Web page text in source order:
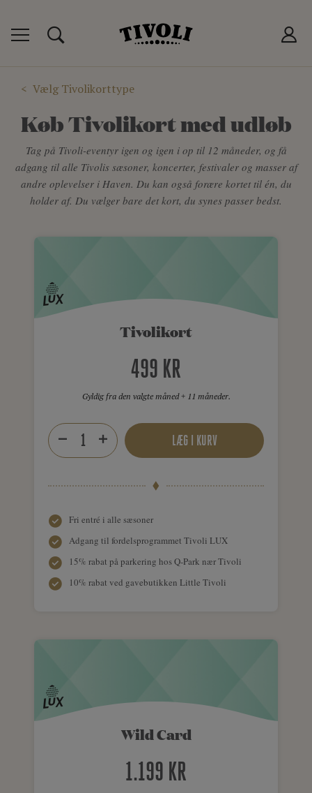
Vælg Tivolikorttype
Køb Tivolikort med udløb
Tag på Tivoli-eventyr igen og igen i op til 12 måneder, og få
adgang til alle Tivolis sæsoner, koncerter, festivaler og masser af
andre oplevelser i Haven. Du kan også forære kortet til én, du
holder af. Du vælger bare det kort, du synes passer bedst.
Tivolikort
499 KR
Gyldig fra den valgte måned + 11 måneder.
LÆG I KURV
Fri entré i alle sæsoner
Adgang til fordelsprogrammet Tivoli LUX
15% rabat på parkering hos Q-Park nær Tivoli
10% rabat ved gavebutikken Little Tivoli
Wild Card
1.199 KR